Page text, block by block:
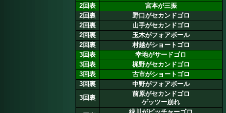
2回表
宮本が三振
2回裏
野口がセカンドゴロ
2回裏
山手がセカンドゴロ
2回裏
玉木がフォアボール
2回裏
村越がショートゴロ
3回表
幸地がサードゴロ
3回表
梶野がセカンドゴロ
3回表
古市がショートゴロ
3回裏
中野がフォアボール
3回裏
前原がセカンドゴロ
ゲッツー崩れ